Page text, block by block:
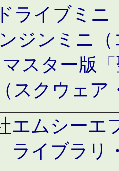
ライブミニ
ジンミニ
スター版
スクウェア
エムシーエ
ライブラリ